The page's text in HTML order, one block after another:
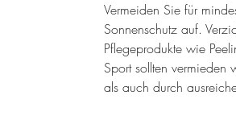
Vermeiden Sie für
Sonnenschutz auf.
Pflegeprodukte wie
Sport sollten vermieden
als auch durch